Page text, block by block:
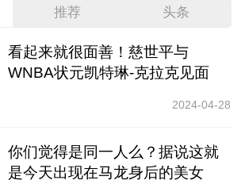
推荐 头条
看起来就很面善！慈世平与
WNBA状元凯特琳-克拉克见面
2024-04-28
你们觉得是同一人么？据说这就
是今天出现在马龙身后的美女